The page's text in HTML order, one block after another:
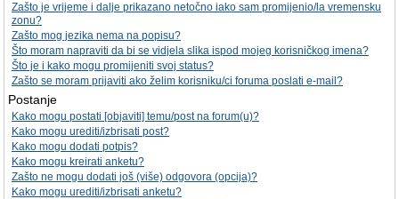
Zašto je vrijeme i dalje prikazano netočno iako sam promijenio/la vremensku
zonu?
Zašto mog jezika nema na popisu?
Što moram napraviti da bi se vidjela slika ispod mojeg korisničkog imena?
Što je i kako mogu promijeniti svoj status?
Zašto se moram prijaviti ako želim korisniku/ci foruma poslati e-mail?
Postanje
Kako mogu postati [objaviti] temu/post na forum(u)?
Kako mogu urediti/izbrisati post?
Kako mogu dodati potpis?
Kako mogu kreirati anketu?
Zašto ne mogu dodati još (više) odgovora (opcija)?
Kako mogu urediti/izbrisati anketu?